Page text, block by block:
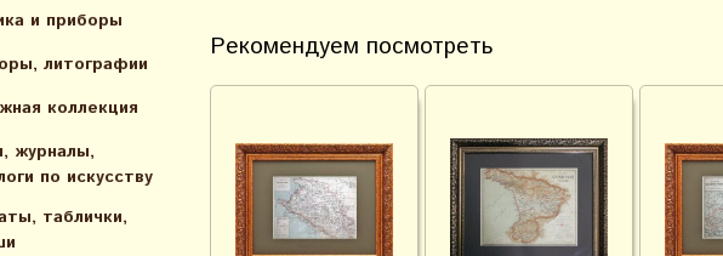
и приборы
литографии
коллекция
журналы,
по искусcтву
таблички,
Рекомендуем посмотреть